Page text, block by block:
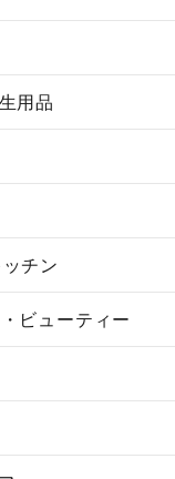
用品
チン
ビューティー